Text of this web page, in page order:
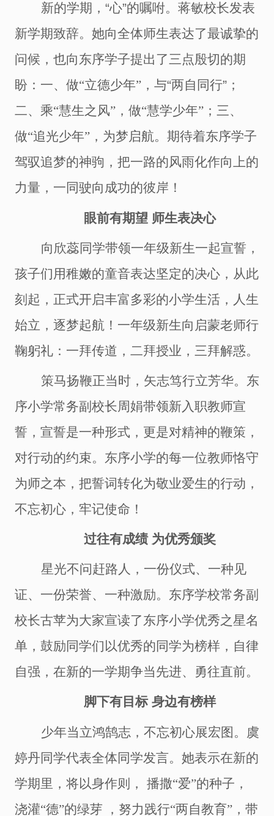
新的学期， “心”的嘱咐。 蒋敏校长发表
新学期致辞。她向全体师生表达了最诚挚的
问候， 也向东序学子提出了三点殷切的期
盼：一、做“立德少年”，与“两自同行”；
二、 乘“慧生之风”，做“慧学少年”；三、
做“追光少年”，为梦启航。 期待着东序学子
驾驭追梦的神驹，把一路的风雨化作向上的
力量，一同驶向成功的彼岸！
眼前有期望 师生表决心
向欣蕊同学带领一年级新生一起宣誓，
孩子们用稚嫩的童音表达坚定的决心，从此
刻起，正式开启丰富多彩的小学生活，人生
始立，逐梦起航！一年级新生向启蒙老师行
鞠躬礼：一拜传道，二拜授业，三拜解惑。
策马扬鞭正当时，矢志笃行立芳华。东
序小学常务副校长周娟带领新入职教师宣
誓，宣誓是一种形式，更是对精神的鞭策，
对行动的约束。东序小学的每一位教师恪守
为师之本，把誓词转化为敬业爱生的行动，
不忘初心，牢记使命！
过往有成绩 为优秀颁奖
星光不问赶路人，一份仪式、一种见
证、一份荣誉、一种激励。东序学校常务副
校长古苹为大家宣读了东序小学优秀之星名
单，鼓励同学们以优秀的同学为榜样，自律
自强，在新的一学期争当先进、勇往直前。
脚下有目标 身边有榜样
少年当立鸿鹄志，不忘初心展宏图。
虞
婷丹同学代表全体同学发言。她表示在新的
学期里，将以身作则， 播撒“爱”的种子，
浇灌“德”的绿芽 ，努力践行“两自教育”，带